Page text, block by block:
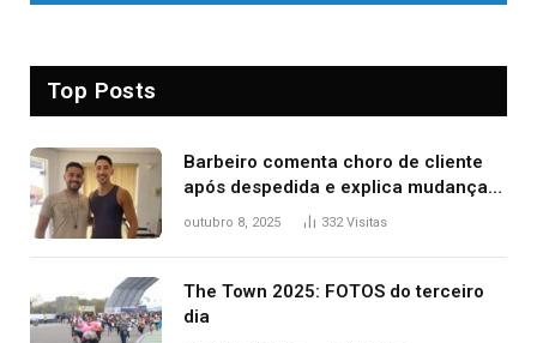
Top Posts
Barbeiro comenta choro de cliente
após despedida e explica mudança
para o TO: ‘Não esperava atingir
outubro 8, 2025 332Visitas
The Town 2025: FOTOS do terceiro
dia